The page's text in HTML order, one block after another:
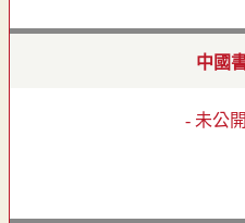
中國
- 未公